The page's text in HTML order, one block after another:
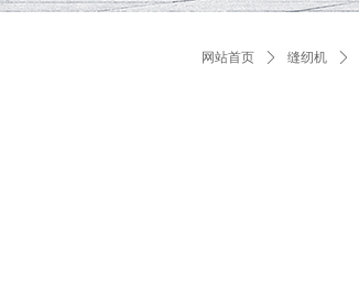
网站首页 ꄲ 缝纫机 ꄲ